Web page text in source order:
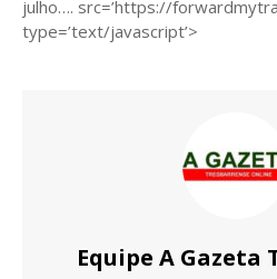
julho…. src=’https://
type=’text/javascript’>
Equipe A Gazeta